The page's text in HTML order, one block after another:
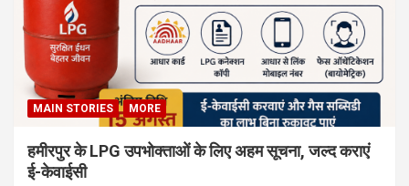
MAIN STORIES MORE
हमीरपुर के LPG उपभोक्ताओं के लिए अहम सूचना, जल्द कराएं
ई-केवाईसी